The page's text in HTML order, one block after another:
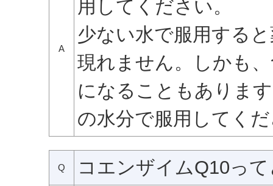
A
用してください。
少ない水で服用する
現れません。しかも
になることもありま
の水分で服用してく
Q コエンザイムQ10っ